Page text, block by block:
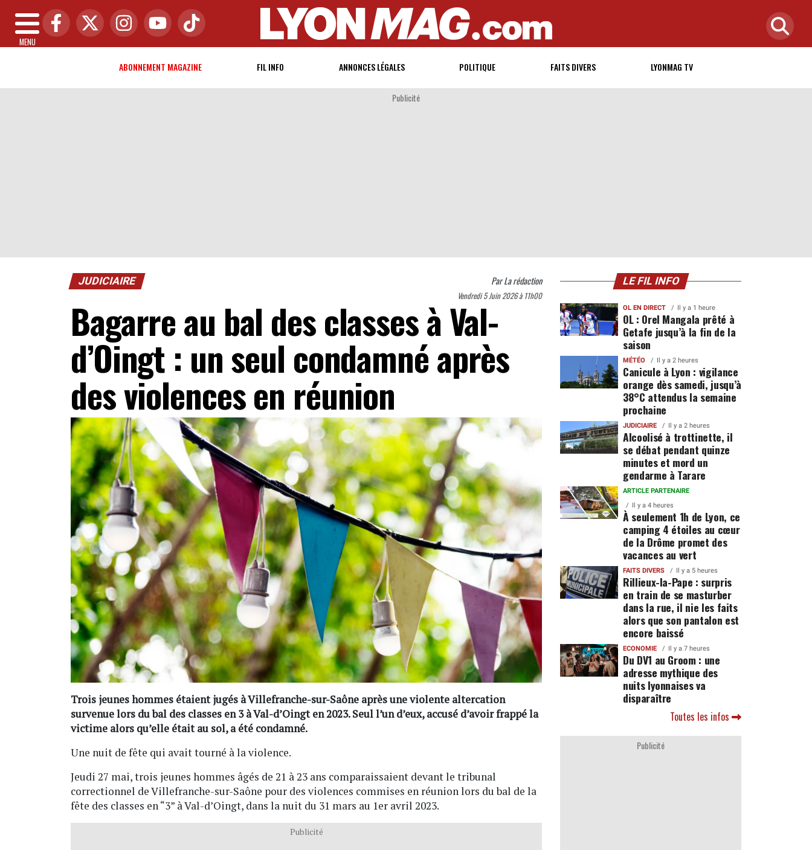
MENU
ABONNEMENT MAGAZINE FIL INFO ANNONCES LÉGALES POLITIQUE FAITS DIVERS LYONMAG TV
Publicité
JUDICIAIRE ParLa rédaction
Vendredi 5 Juin 2026 à 11h00
Bagarre au bal des classes à Val-
d’Oingt : un seul condamné après
des violences en réunion
Trois jeunes hommes étaient jugés à Villefranche-sur-Saône après une violente altercation
survenue lors du bal des classes en 3 à Val-d’Oingt en 2023. Seul l’un d’eux, accusé d’avoir frappé la
victime alors qu’elle était au sol, a été condamné.
Une nuit de fête qui avait tourné à la violence.
Jeudi 27 mai, trois jeunes hommes âgés de 21 à 23 ans comparaissaient devant le tribunal
correctionnel de Villefranche-sur-Saône pour des violences commises en réunion lors du bal de la
fête des classes en “3” à Val-d’Oingt, dans la nuit du 31 mars au 1er avril 2023.
Publicité
LE FIL INFO
OL EN DIRECT Il y a 1 heure
OL : Orel Mangala prêté à
Getafe jusqu’à la fin de la
saison
MÉTÉO Il y a 2 heures
Canicule à Lyon : vigilance
orange dès samedi, jusqu’à
38°C attendus la semaine
prochaine
JUDICIAIRE Il y a 2 heures
Alcoolisé à trottinette, il
se débat pendant quinze
minutes et mord un
gendarme à Tarare
ARTICLE PARTENAIRE
Il y a 4 heures
À seulement 1h de Lyon, ce
camping 4 étoiles au cœur
de la Drôme promet des
vacances au vert
FAITS DIVERS Il y a 5 heures
Rillieux-la-Pape : surpris
en train de se masturber
dans la rue, il nie les faits
alors que son pantalon est
encore baissé
ECONOMIE Il y a 7 heures
Du DV1 au Groom : une
adresse mythique des
nuits lyonnaises va
disparaître
Toutes les infos
Publicité